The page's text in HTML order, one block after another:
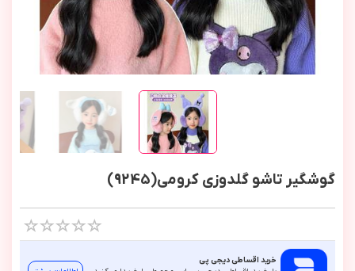
گوشگير تاشو گلدوزي کرومي(9245)
خرید اقساطی دیجی پی